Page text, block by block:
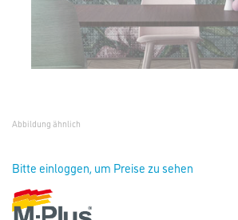
Abbildung ähnlich
Bitte einloggen, um Preise zu sehen